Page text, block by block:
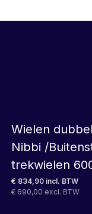
Wielen
Nibbi /
trekwielen
€ 834,90 incl. BTW
€ 690,00 excl. BTW